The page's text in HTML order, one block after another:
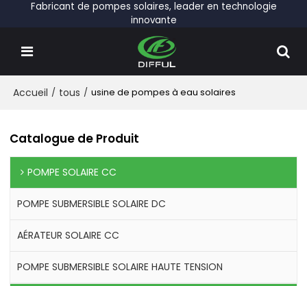
Fabricant de pompes solaires, leader en technologie
innovante
Accueil / tous / usine de pompes à eau solaires
Catalogue de Produit
POMPE SOLAIRE CC
POMPE SUBMERSIBLE SOLAIRE DC
AÉRATEUR SOLAIRE CC
POMPE SUBMERSIBLE SOLAIRE HAUTE TENSION